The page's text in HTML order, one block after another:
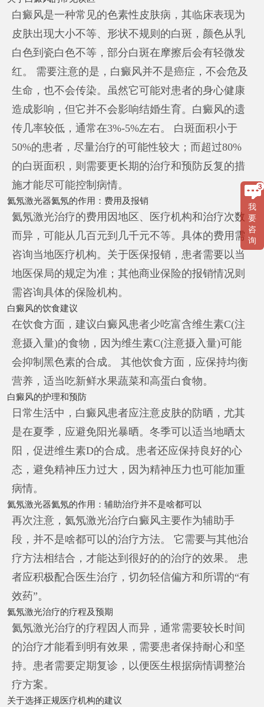
白癜风是一种常见的色素性皮肤病，其临床表现为
皮肤出现大小不等、形状不规则的白斑，颜色从乳
白色到瓷白色不等，部分白斑在摩擦后会有轻微发
红。 需要注意的是，白癜风并不是癌症，不会危及
生命，也不会传染。虽然它可能对患者的身心健康
造成影响，但它并不会影响结婚生育。白癜风的遗
传几率较低，通常在3%-5%左右。 白斑面积小于
50%的患者，尽量治疗的可能性较大；而超过80%
的白斑面积，则需要更长期的治疗和预防反复的措
施才能尽可能控制病情。
氦氖激光器氦氖的作用：费用及报销
氦氖激光治疗的费用因地区、医疗机构和治疗次数
而异，可能从几百元到几千元不等。具体的费用需
咨询当地医疗机构。关于医保报销，患者需要以当
地医保局的规定为准；其他商业保险的报销情况则
需咨询具体的保险机构。
白癜风的饮食建议
在饮食方面，建议白癜风患者少吃富含维生素C(注
意摄入量)的食物，因为维生素C(注意摄入量)可能
会抑制黑色素的合成。 其他饮食方面，应保持均衡
营养，适当吃新鲜水果蔬菜和高蛋白食物。
白癜风的护理和预防
日常生活中，白癜风患者应注意皮肤的防晒，尤其
是在夏季，应避免阳光暴晒。冬季可以适当地晒太
阳，促进维生素D的合成。患者还应保持良好的心
态，避免精神压力过大，因为精神压力也可能加重
病情。
氦氖激光器氦氖的作用：辅助治疗并不是啥都可以
再次注意，氦氖激光治疗白癜风主要作为辅助手
段，并不是啥都可以的治疗方法。 它需要与其他治
疗方法相结合，才能达到很好的的治疗的效果。 患
者应积极配合医生治疗，切勿轻信偏方和所谓的“有
效药”。
氦氖激光治疗的疗程及预期
氦氖激光治疗的疗程因人而异，通常需要较长时间
的治疗才能看到明有效果，需要患者保持耐心和坚
持。患者需要定期复诊，以便医生根据病情调整治
疗方案。
关于选择正规医疗机构的建议
我
要
咨
询